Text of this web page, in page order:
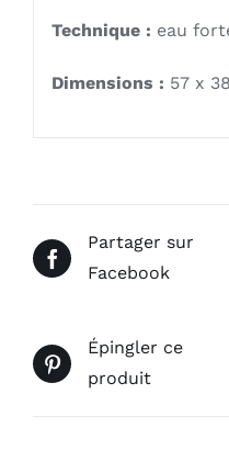
Technique : eau
Dimensions : 57 x 38
Partager sur
Facebook
Épingler ce
produit